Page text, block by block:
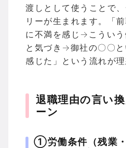
渡しとして使うことで
リーが生まれます。「
に不満を感じ→こうい
と気づき→御社の〇〇
感じた」という流れが理
退職理由の言い
ーン
①労働条件（残業